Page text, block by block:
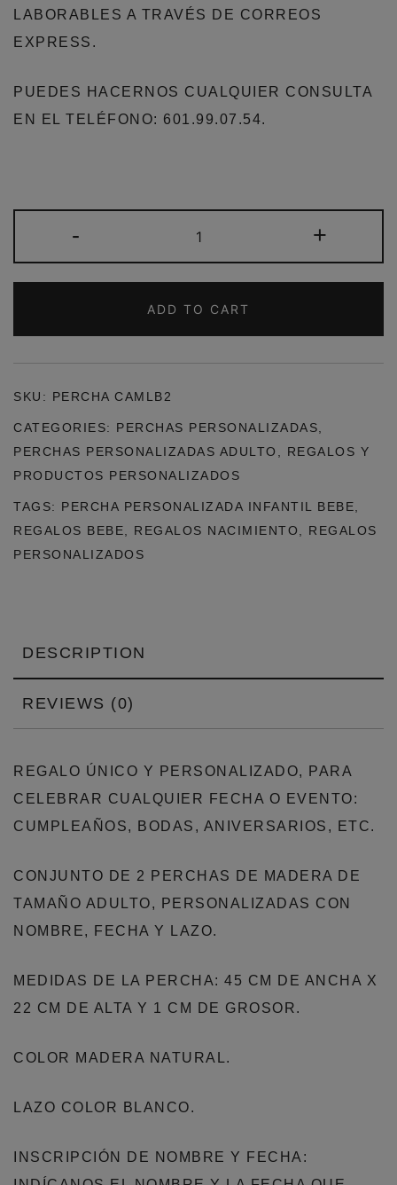
LABORABLES A TRAVÉS DE CORREOS
EXPRESS.
PUEDES HACERNOS CUALQUIER CONSULTA
EN EL TELÉFONO: 601.99.07.54.
-
PERCHAS
PERSONALIZADAS
TAMAÑO
ADULTO
LAZO
BLANCO
+
LAZO
+
ADD TO CART
SKU: PERCHA CAMLB2
CATEGORIES: PERCHAS PERSONALIZADAS
PERCHAS PERSONALIZADAS ADULTO
REGALOS Y
PRODUCTOS PERSONALIZADOS
TAGS: PERCHA PERSONALIZADA INFANTIL BEBE
REGALOS BEBE
REGALOS NACIMIENTO
REGALOS
PERSONALIZADOS
DESCRIPTION
REVIEWS (0)
REGALO ÚNICO Y PERSONALIZADO, PARA
CELEBRAR CUALQUIER FECHA O EVENTO:
CUMPLEAÑOS, BODAS, ANIVERSARIOS, ETC.
CONJUNTO DE 2 PERCHAS DE MADERA DE
TAMAÑO ADULTO, PERSONALIZADAS CON
NOMBRE, FECHA Y LAZO.
MEDIDAS DE LA PERCHA: 45 CM DE ANCHA X
22 CM DE ALTA Y 1 CM DE GROSOR.
COLOR MADERA NATURAL.
LAZO COLOR BLANCO.
INSCRIPCIÓN DE NOMBRE Y FECHA: